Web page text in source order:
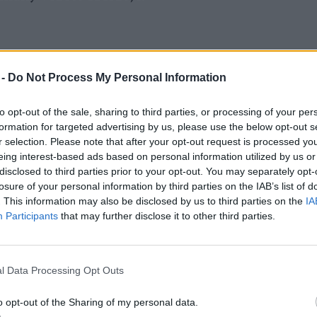
Do Not Process My Personal Information
opt-out of the sale, sharing to third parties, or processing of your
for targeted advertising by us, please use the below opt-out
selection. Please note that after your opt-out request is processed
interest-based ads based on personal information utilized by us
to third parties prior to your opt-out. You may separately
of your personal information by third parties on the IAB’s list of
This information may also be disclosed by us to third parties on the
Participants that may further disclose it to other third parties.
Data Processing Opt Outs
opt-out of the Sharing of my personal data.
választották az év
ezelőtt fejlődtek ki. A korai
voltak, a legrégebbi, teljesen végtag
évvel ezelőtt élt. Kutatásuk során a
jutottak, hogy a korai kígyók
többnyire azért, hogy igazi